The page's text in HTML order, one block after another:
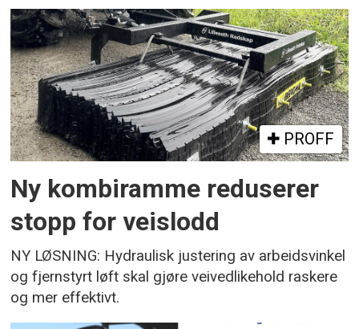
PROFF
Ny kombiramme reduserer
stopp for veislodd
NY LØSNING: Hydraulisk justering av arbeidsvinkel
og fjernstyrt løft skal gjøre veivedlikehold raskere
og mer effektivt.